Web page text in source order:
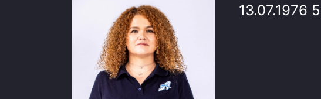
ЦСКА
Шанхайские Драконы
13.07.1976